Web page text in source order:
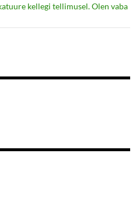
kellegi tellimusel. Olen vaba